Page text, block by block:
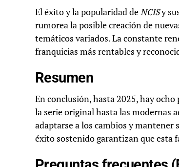
El éxito y la popularidad deNCISy
rumorea la posible creación de
temáticos variados. La constante
franquicias más rentables y
Resumen
En conclusión, hasta 2025, hay
la serie original hasta las modernas
adaptarse a los cambios y mantener
éxito sostenido garantizan que esta